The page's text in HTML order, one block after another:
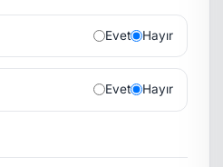
Evet Hayır
Evet Hayır